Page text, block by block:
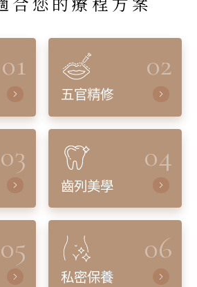
01 02
五官精修
03 04
齒列美學
05 06
私密保養